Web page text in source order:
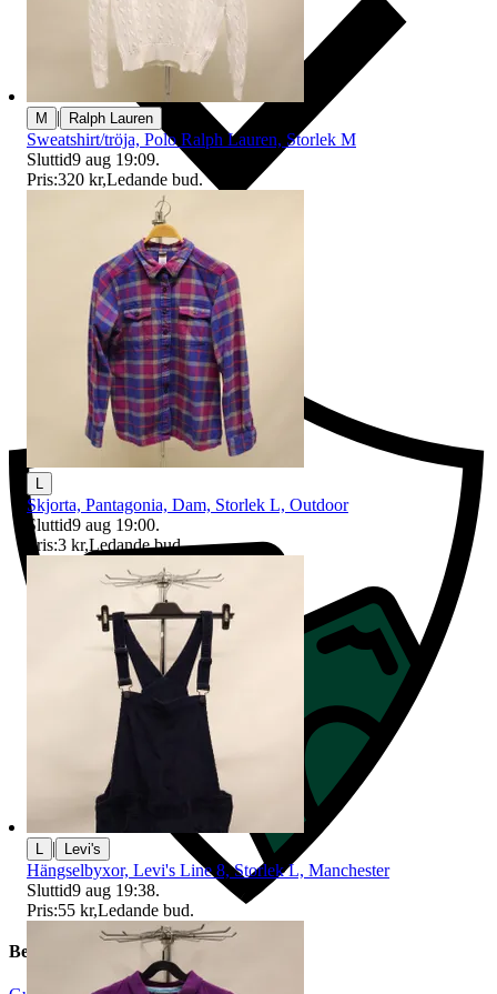
Ersättning om du inte får din vara
Beskrivning
M | Ralph Lauren
Sweatshirt/tröja, Polo Ralph Lauren, Storlek M
Sluttid9 aug 19:09.
Pris:320 kr,Ledande bud.
Skjorta, Pantagonia, Dam, Storlek L, Outdoor
Sluttid9 aug 19:00.
Pris:3 kr,Ledande bud.
| Levi's
Hängselbyxor, Levi's Line 8, Storlek L, Manchester
Sluttid9 aug 19:38.
Pris:55 kr,Ledande bud.